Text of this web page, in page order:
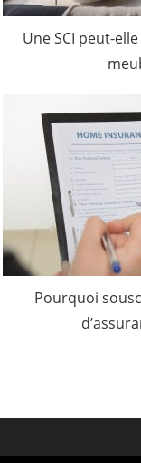
Une SCI peut-
Pourquoi